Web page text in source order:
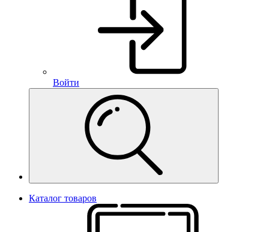
Войти
Каталог товаров